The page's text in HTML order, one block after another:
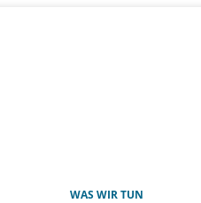
WAS WIR TUN